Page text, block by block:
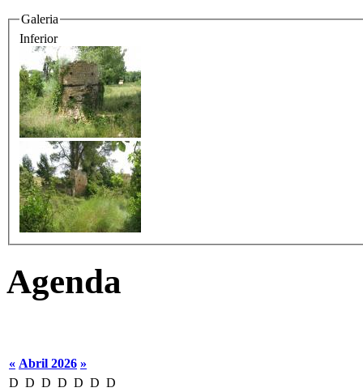
Galeria
Inferior
Agenda
« Abril 2026 »
D D D D D D D